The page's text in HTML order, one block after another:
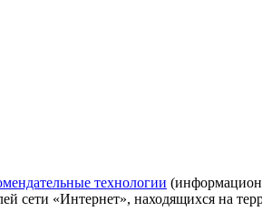
технологии
сети «Интернет», находящихся на